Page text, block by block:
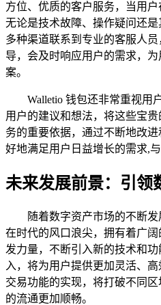
方位、优质的客户服务，当用户
无论是技术故障、操作疑问还
多种渠道联系到专业的客服人
导，会及时响应用户的需求，
案。
Walletio 钱包还非常重视用
用户的建议和想法，将这些宝
务的重要依据，通过不断地改
好地满足用户日益增长的需求,与
未来发展前景：引领
随着数字资产市场的不断
在时代的风口浪尖，拥有着广
发力量，不断引入新的技术和功
入，将为用户提供更加灵活、
交易功能的实现，将打破不同
的流通更加顺畅。